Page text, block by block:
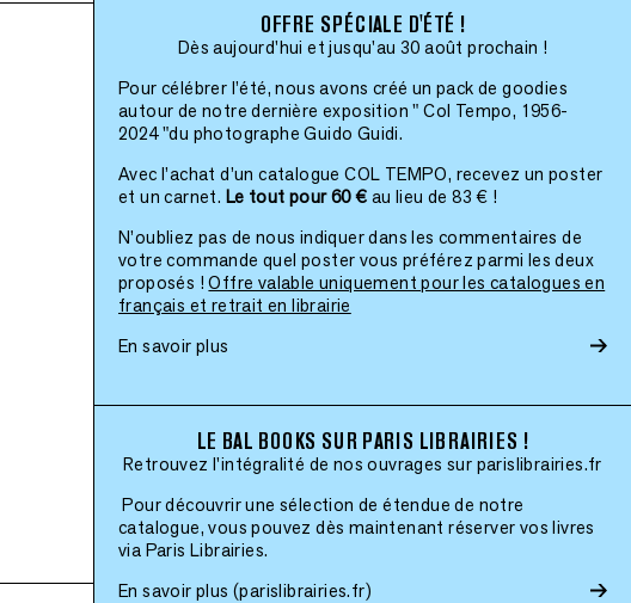
OFFRE SPÉCIALE D'ÉTÉ !
Dès aujourd'hui et jusqu'au 30 août prochain !
Pour célébrer l’été, nous avons créé un pack de goodies
autour de notre dernière exposition " Col Tempo, 1956-
2024 "du photographe Guido Guidi.
Avec l’achat d’un catalogue COL TEMPO, recevez un poster
et un carnet. Le tout pour 60 € au lieu de 83 € !
N’oubliez pas de nous indiquer dans les commentaires de
votre commande quel poster vous préférez parmi les deux
proposés !Offre valable uniquement pour les catalogues en
français et retrait en librairie
En savoir plus
LE BAL BOOKS SUR PARIS LIBRAIRIES !
Retrouvez l'intégralité de nos ouvrages sur parislibrairies.fr
Pour découvrir une sélection de étendue de notre
catalogue, vous pouvez dès maintenant réserver vos livres
via Paris Librairies.
En savoir plus (parislibrairies.fr)